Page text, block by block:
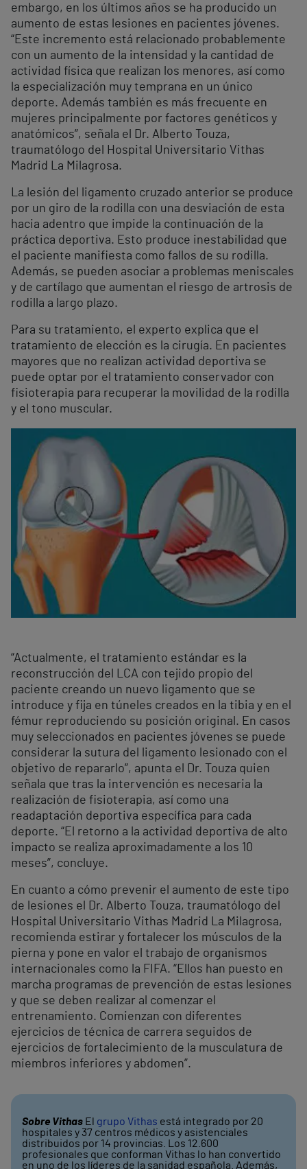
embargo, en los últimos años se ha producido un
aumento de estas lesiones en pacientes jóvenes.
“Este incremento está relacionado probablemente
con un aumento de la intensidad y la cantidad de
actividad física que realizan los menores, así como
la especialización muy temprana en un único
deporte. Además también es más frecuente en
mujeres principalmente por factores genéticos y
anatómicos”, señala el Dr. Alberto Touza,
traumatólogo del Hospital Universitario Vithas
Madrid La Milagrosa.
La lesión del ligamento cruzado anterior se produce
por un giro de la rodilla con una desviación de esta
hacia adentro que impide la continuación de la
práctica deportiva. Esto produce inestabilidad que
el paciente manifiesta como fallos de su rodilla.
Además, se pueden asociar a problemas meniscales
y de cartílago que aumentan el riesgo de artrosis de
rodilla a largo plazo.
Para su tratamiento, el experto explica que el
tratamiento de elección es la cirugía. En pacientes
mayores que no realizan actividad deportiva se
puede optar por el tratamiento conservador con
fisioterapia para recuperar la movilidad de la rodilla
y el tono muscular.
“Actualmente, el tratamiento estándar es la
reconstrucción del LCA con tejido propio del
paciente creando un nuevo ligamento que se
introduce y fija en túneles creados en la tibia y en el
fémur reproduciendo su posición original. En casos
muy seleccionados en pacientes jóvenes se puede
considerar la sutura del ligamento lesionado con el
objetivo de repararlo”, apunta el Dr. Touza quien
señala que tras la intervención es necesaria la
realización de fisioterapia, así como una
readaptación deportiva específica para cada
deporte. “El retorno a la actividad deportiva de alto
impacto se realiza aproximadamente a los 10
meses”, concluye.
En cuanto a cómo prevenir el aumento de este tipo
de lesiones el Dr. Alberto Touza, traumatólogo del
Hospital Universitario Vithas Madrid La Milagrosa,
recomienda estirar y fortalecer los músculos de la
pierna y pone en valor el trabajo de organismos
internacionales como la FIFA. “Ellos han puesto en
marcha programas de prevención de estas lesiones
y que se deben realizar al comenzar el
entrenamiento. Comienzan con diferentes
ejercicios de técnica de carrera seguidos de
ejercicios de fortalecimiento de la musculatura de
miembros inferiores y abdomen”.
Sobre Vithas El grupo Vithas está integrado por 20
hospitales y 37 centros médicos y asistenciales
distribuidos por 14 provincias. Los 12.600
profesionales que conforman Vithas lo han convertido
en uno de los líderes de la sanidad española. Además,